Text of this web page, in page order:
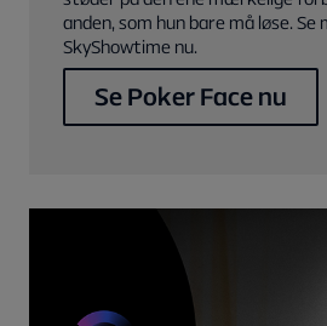
anden, som hun bare må løse. Se
SkyShowtime nu.
Se Poker Face nu